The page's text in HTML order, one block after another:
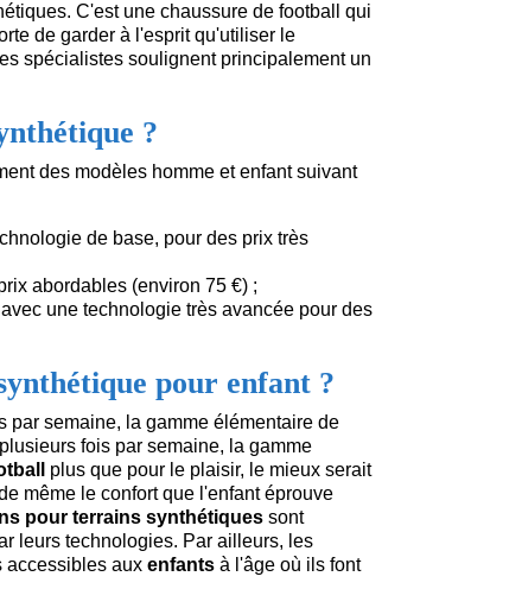
C'est une chaussure de football qui
de garder à l'esprit qu'utiliser le
spécialistes soulignent principalement un
?
des modèles homme et enfant suivant
de base, pour des prix très
abordables (environ 75 €) ;
une technologie très avancée pour des
pour enfant ?
par semaine, la gamme élémentaire de
fois par semaine, la gamme
plus que pour le plaisir, le mieux serait
même le confort que l'enfant éprouve
pour terrains synthétiques sont
leurs technologies. Par ailleurs, les
accessibles aux enfants à l'âge où ils font